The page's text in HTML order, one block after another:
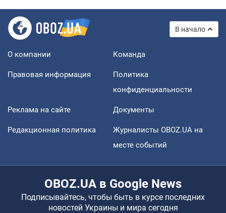
В начало
О компании Команда
Правовая информация
Политика
конфиденциальности
Реклама на сайте Документы
Редакционная политика
Журналисты OBOZ.UA на
месте событий
OBOZ.UA в Google News
Подписывайтесь, чтобы быть в курсе последних
новостей Украины и мира сегодня